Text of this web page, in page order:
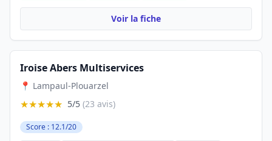
Voir la fiche
Iroise Abers Multiservices
📍 Lampaul-Plouarzel
★★★★★ 5/5 (23 avis)
Score : 12.1/20